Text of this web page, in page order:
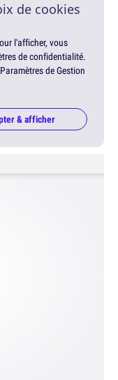
de cookies
l'afficher, vous
de confidentialité.
de Gestion
& afficher